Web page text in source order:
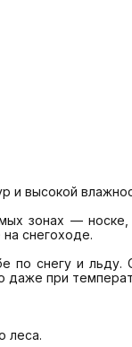
и высокой
зонах — носке,
снегоходе.
по снегу и
даже при
леса.